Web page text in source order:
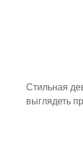
Стильная
выглядеть